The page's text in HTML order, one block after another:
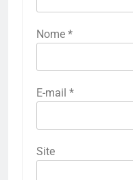
Nome *
E-mail *
Site